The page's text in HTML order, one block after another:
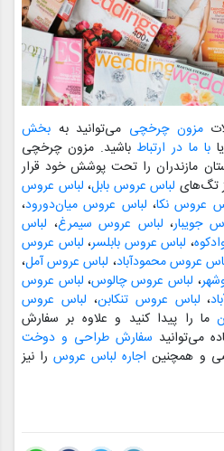
مزون چرخچی می‌توانید به بخش
با ما در ارتباط باشید. مزون چرخچی
مازندران را تحت پوشش خود قرار
تگ‌های لباس عروس بابل، لباس عروس
عروس نکا، لباس عروس میان‌دورود،
جویبار، لباس عروس سیمرغ، لباس
، لباس عروس بابلسر، لباس عروس
عروس محمودآباد، لباس عروس آمل،
، لباس عروس چالوس، لباس عروس
،لباس عروس تنکابن، لباس عروس
ما را پیدا کنید و علاوه بر سفارش
می‌توانید سفارش طراحی و دوخت
و همچنین اجاره لباس عروسرا نیز